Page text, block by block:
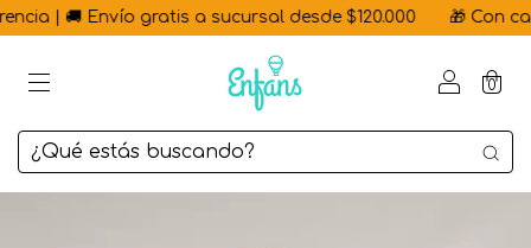
| 🚚 Envío gratis a sucursal desde $120.000 🎁 Con
0